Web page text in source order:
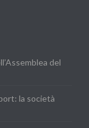
del
la società